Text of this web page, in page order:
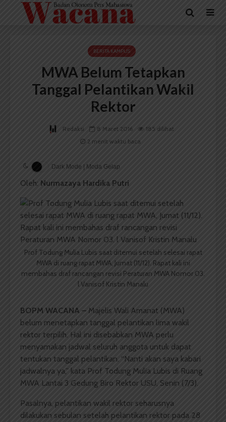
BERITA KAMPUS
MWA Belum Tetapkan
Tanggal Pelantikan Wakil
Rektor
Redaksi 8 Maret 2016
185 dilihat
2 menit waktu baca
Dark Mode | Moda Gelap
Oleh: Nurmazaya Hardika Putri
Prof Todung Mulia Lubis saat ditemui setelah selesai rapat
MWA di ruang rapat MWA, Jumat (11/12). Rapat kali ini
membahas draf rancangan revisi Peraturan MWA Nomor 03.
l Vanisof Kristin Manalu
BOPM WACANA – Majelis Wali Amanat (MWA)
belum menetapkan tanggal pelantikan lima wakil
rektor terpilih. Hal ini disebabkan MWA perlu
menyamakan jadwal seluruh anggota untuk dapat
tentukan tanggal pelantikan. “Nanti akan saya kabari
jadwalnya ya,” kata Prof Todung Mulia Lubis di Ruang
MWA Lantai 3 Gedung Biro Rektor USU, Senin (7/3).
Pasalnya, pelantikan wakil rektor seharusnya
dilakukan sebulan setelah pelantikan rektor pada 28